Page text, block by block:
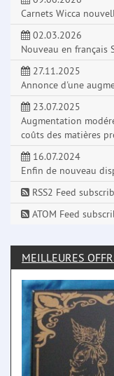
Carnets Wicca
02.03.2026
Nouveau en français
27.11.2025
Annonce d'une
23.07.2025
Augmentation
coûts des matières
16.07.2024
Enfin de nouveau
RSS2 Feed
ATOM Feed
MEILLEURES